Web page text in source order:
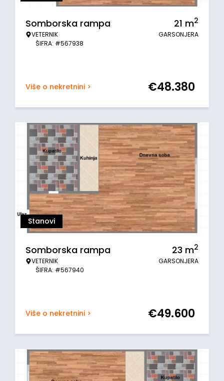
Somborska rampa
VETERNIK
ŠIFRA: #567938
21 m2
GARSONJERA
Više o nekretnini > €48.380
Stanovi
Somborska rampa
VETERNIK
ŠIFRA: #567940
23 m2
GARSONJERA
Više o nekretnini > €49.600